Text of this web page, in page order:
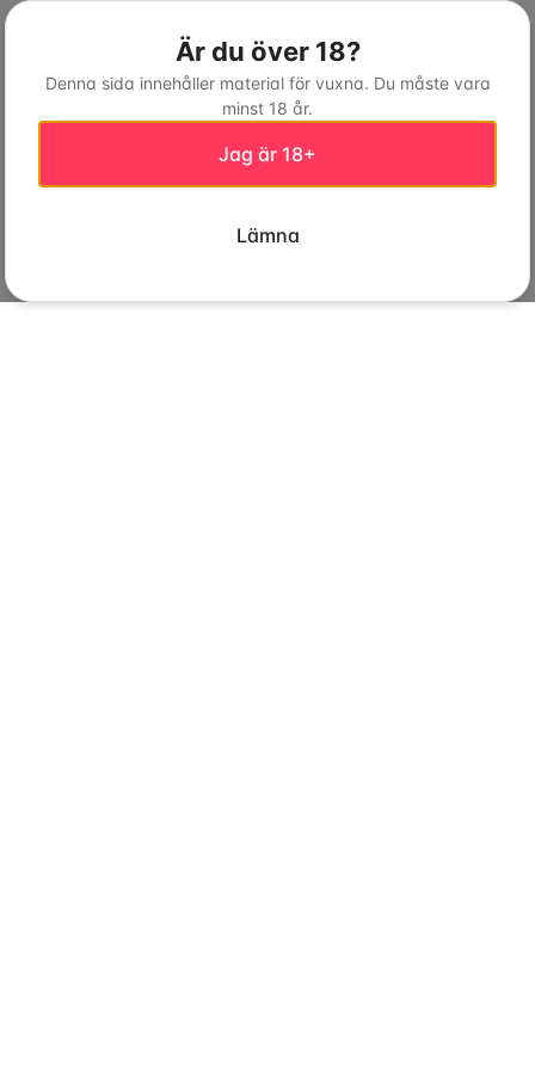
Är du över 18?
Denna sida innehåller material för vuxna. Du måste vara
minst 18 år.
Jag är 18+
Lämna